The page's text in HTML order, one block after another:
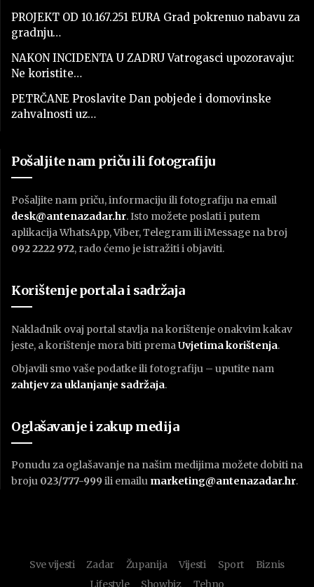
PROJEKT OD 10.167.251 EURA Grad pokrenuo nabavu za
gradnju…
NAKON INCIDENTA U ZADRU Vatrogasci upozoravaju:
Ne koristite…
PETRČANE Proslavite Dan pobjede i domovinske
zahvalnosti uz…
Pošaljite nam priču ili fotografiju
Pošaljite nam priču, informaciju ili fotografiju na email
desk@antenazadar.hr. Isto možete poslati i putem
aplikacija WhatsApp, Viber, Telegram ili iMessage na broj
092 2222 972, rado ćemo je istražiti i objaviti.
Korištenje portala i sadržaja
Nakladnik ovaj portal stavlja na korištenje onakvim kakav
jeste, a korištenje mora biti prema Uvjetima korištenja.
Objavili smo vaše podatke ili fotografiju – uputite nam
zahtjev za uklanjanje sadržaja.
Oglašavanje i zakup medija
Ponudu za oglašavanje na našim medijima možete dobiti na
broju 023/777-999 ili emailu marketing@antenazadar.hr.
Sve vijesti Zadar Županija Vijesti Sport
Biznis
Lifestyle
Showbiz Tehno